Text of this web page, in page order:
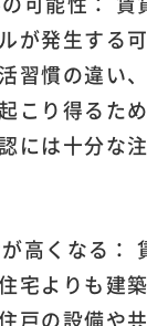
が発生する
習慣の違い
こり得るた
には十分な
高くなる：
宅よりも建
戸の設備や